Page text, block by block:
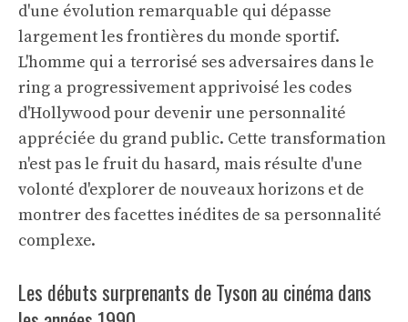
d'une évolution remarquable qui dépasse
largement les frontières du monde sportif.
L'homme qui a terrorisé ses adversaires dans le
ring a progressivement apprivoisé les codes
d'Hollywood pour devenir une personnalité
appréciée du grand public. Cette transformation
n'est pas le fruit du hasard, mais résulte d'une
volonté d'explorer de nouveaux horizons et de
montrer des facettes inédites de sa personnalité
complexe.
Les débuts surprenants de Tyson au cinéma dans